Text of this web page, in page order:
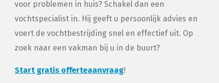
voor problemen in huis? Schakel dan een
vochtspecialist in. Hij geeft u persoonlijk advies en
voert de vochtbestrijding snel en effectief uit. Op
zoek naar een vakman bij u in de buurt?
Start gratis offerteaanvraag!